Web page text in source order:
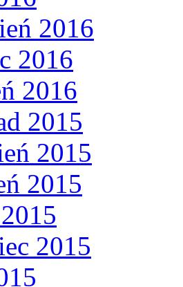
2016
2016
2016
2015
2015
2015
2015